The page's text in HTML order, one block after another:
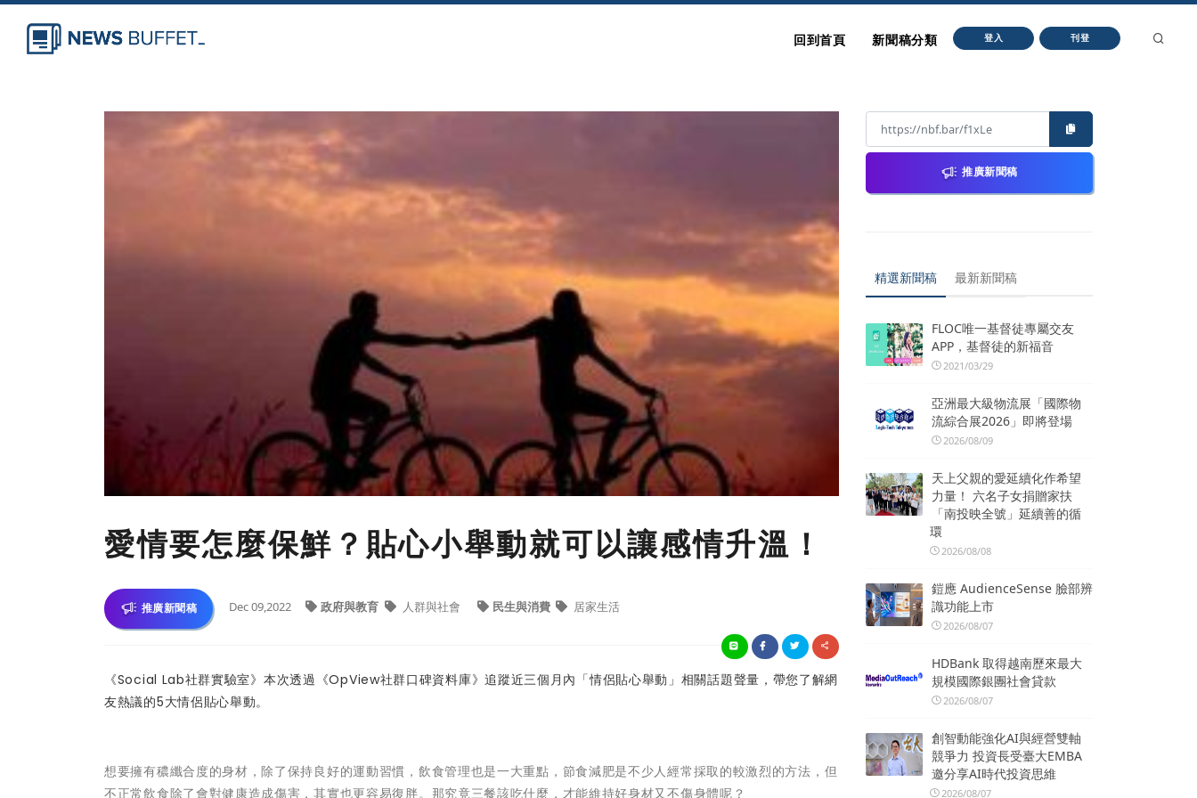
回到首頁 新聞稿分類 登入 刊登
愛情要怎麼保鮮？貼心小舉動就可以讓感情升溫！
推廣新聞稿 Dec 09,2022 政府與教育 人群與社會 民生與消費 居家生活
《Social Lab社群實驗室》本次透過《OpView社群口碑資料庫》追蹤近三個月內「情侶貼心舉動」相關話題聲量，帶您了解網
友熱議的5大情侶貼心舉動。
想要擁有穠纖合度的身材，除了保持良好的運動習慣，飲食管理也是一大重點，節食減肥是不少人經常採取的較激烈的方法，但
不正常飲食除了會對健康造成傷害，其實也更容易復胖。那究竟三餐該吃什麼，才能維持好身材又不傷身體呢？
推廣新聞稿
精選新聞稿 最新新聞稿
FLOC唯一基督徒專屬交友
APP，基督徒的新福音
2021/03/29
亞洲最大級物流展「國際物
流綜合展2026」即將登場
2026/08/09
天上父親的愛延續化作希望
力量！ 六名子女捐贈家扶
「南投映全號」延續善的循
環
2026/08/08
鎧應 AudienceSense 臉部辨
識功能上市
2026/08/07
HDBank 取得越南歷來最大
規模國際銀團社會貸款
2026/08/07
創智動能強化AI與經營雙軸
競爭力 投資長受臺大EMBA
邀分享AI時代投資思維
2026/08/07